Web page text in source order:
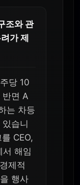
조와 관
가 제
당 10
반면 A
는 차등
습니
CEO,
서 해임
제적
행사